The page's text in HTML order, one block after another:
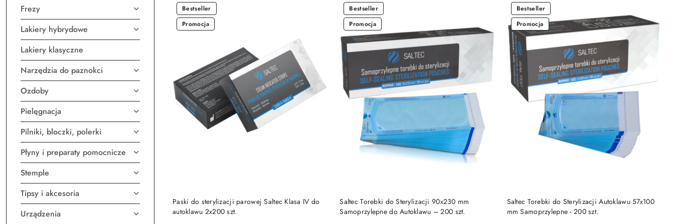
Frezy
Lakiery hybrydowe
Lakiery klasyczne
Narzędzia do paznokci
Ozdoby
Pielęgnacja
Pilniki, bloczki, polerki
Płyny i preparaty pomocnicze
Stemple
Tipsy i akcesoria
Urządzenia
Paski do sterylizacji parowej Saltec Klasa IV do
autoklawu 2x200 szt.
Bestseller
Promocja
DO KOSZYKA
Saltec Torebki do Sterylizacji 90x230 mm
Samoprzylepne do Autoklawu – 200 szt.
Bestseller
Promocja
DO KOSZYKA
Saltec Torebki do Sterylizacji Autoklawu 57x100
mm Samoprzylepne - 200 szt.
Bestseller
Promocja
DO KOSZYKA